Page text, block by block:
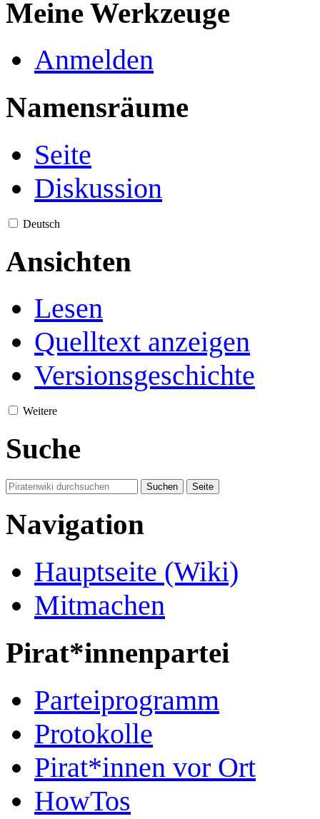
Meine Werkzeuge
Anmelden
Namensräume
Seite
Diskussion
Deutsch
Ansichten
Lesen
Quelltext anzeigen
Versionsgeschichte
Weitere
Suche
Navigation
Hauptseite (Wiki)
Mitmachen
Pirat*innenpartei
Parteiprogramm
Protokolle
Pirat*innen vor Ort
HowTos